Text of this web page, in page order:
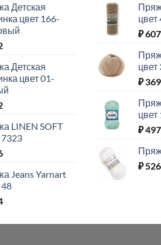
Детская
цвет 166-
Детская
цвет 01-
LINEN SOFT
7323
Jeans Yarnart
48
цвет
₽607
цвет
₽
цвет
₽497
₽526